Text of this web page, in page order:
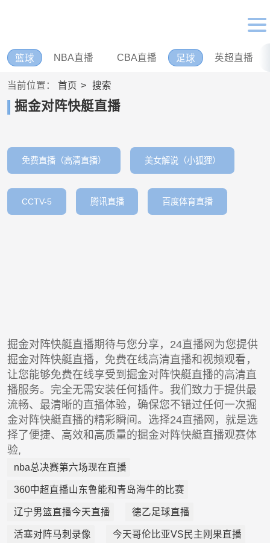
篮球 NBA直播 CBA直播 足球 英超直播
当前位置： 首页 搜索
掘金对阵快艇直播
免费直播（高清直播） 美女解说（小狐狸）
CCTV-5 腾讯直播 百度体育直播
掘金对阵快艇直播期待与您分享，24直播网为您提供
掘金对阵快艇直播，免费在线高清直播和视频观看，
让您能够免费在线享受到掘金对阵快艇直播的高清直
播服务。完全无需安装任何插件。我们致力于提供最
流畅、最清晰的直播体验，确保您不错过任何一次掘
金对阵快艇直播的精彩瞬间。选择24直播网，就是选
择了便捷、高效和高质量的掘金对阵快艇直播观赛体
验,
nba总决赛第六场现在直播
360中超直播山东鲁能和青岛海牛的比赛
辽宁男篮直播今天直播 德乙足球直播
活塞对阵马刺录像 今天哥伦比亚VS民主刚果直播